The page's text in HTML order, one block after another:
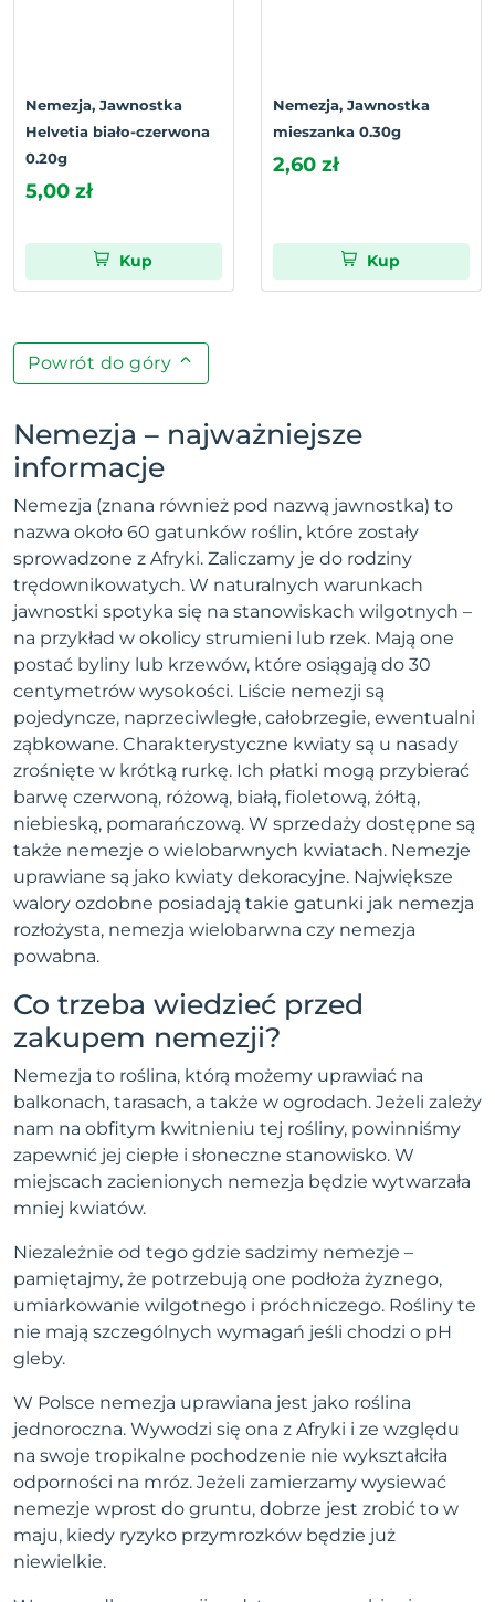
Nemezja, Jawnostka
Helvetia biało-czerwona
0.20g
5,00 zł
Kup
Nemezja, Jawnostka
mieszanka 0.30g
2,60 zł
Kup
Powrót do góry
Nemezja – najważniejsze
informacje
Nemezja (znana również pod nazwą jawnostka) to
nazwa około 60 gatunków roślin, które zostały
sprowadzone z Afryki. Zaliczamy je do rodziny
trędownikowatych. W naturalnych warunkach
jawnostki spotyka się na stanowiskach wilgotnych –
na przykład w okolicy strumieni lub rzek. Mają one
postać byliny lub krzewów, które osiągają do 30
centymetrów wysokości. Liście nemezji są
pojedyncze, naprzeciwległe, całobrzegie, ewentualni
ząbkowane. Charakterystyczne kwiaty są u nasady
zrośnięte w krótką rurkę. Ich płatki mogą przybierać
barwę czerwoną, różową, białą, fioletową, żółtą,
niebieską, pomarańczową. W sprzedaży dostępne są
także nemezje o wielobarwnych kwiatach. Nemezje
uprawiane są jako kwiaty dekoracyjne. Największe
walory ozdobne posiadają takie gatunki jak nemezja
rozłożysta, nemezja wielobarwna czy nemezja
powabna.
Co trzeba wiedzieć przed
zakupem nemezji?
Nemezja to roślina, którą możemy uprawiać na
balkonach, tarasach, a także w ogrodach. Jeżeli zależy
nam na obfitym kwitnieniu tej rośliny, powinniśmy
zapewnić jej ciepłe i słoneczne stanowisko. W
miejscach zacienionych nemezja będzie wytwarzała
mniej kwiatów.
Niezależnie od tego gdzie sadzimy nemezje –
pamiętajmy, że potrzebują one podłoża żyznego,
umiarkowanie wilgotnego i próchniczego. Rośliny te
nie mają szczególnych wymagań jeśli chodzi o pH
gleby.
W Polsce nemezja uprawiana jest jako roślina
jednoroczna. Wywodzi się ona z Afryki i ze względu
na swoje tropikalne pochodzenie nie wykształciła
odporności na mróz. Jeżeli zamierzamy wysiewać
nemezje wprost do gruntu, dobrze jest zrobić to w
maju, kiedy ryzyko przymrozków będzie już
niewielkie.